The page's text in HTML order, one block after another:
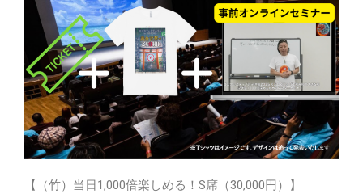
【（竹）当日1,000倍楽しめる！S席（30,000円）】